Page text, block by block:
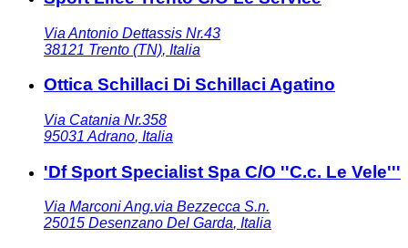
Via Antonio Dettassis Nr.43
38121 Trento (TN), Italia
Ottica Schillaci Di Schillaci Agatino
Via Catania Nr.358
95031 Adrano, Italia
'Df Sport Specialist Spa C/O ''C.c. Le Vele'''
Via Marconi Ang.via Bezzecca S.n.
25015 Desenzano Del Garda, Italia